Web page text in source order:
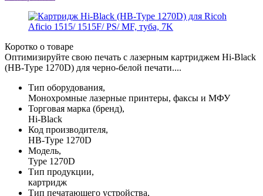
Коротко о товаре
Оптимизируйте свою печать с лазерным картриджем Hi-Black
(HB-Type 1270D) для черно-белой печати....
Тип оборудования,
Монохромные лазерные принтеры, факсы и МФУ
Торговая марка (бренд),
Hi-Black
Код производителя,
HB-Type 1270D
Модель,
Type 1270D
Тип продукции,
картридж
Тип печатающего устройства,